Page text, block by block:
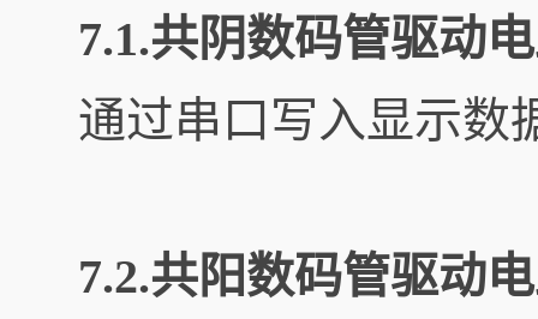
7.1.共阴数码管驱动
通过串口写入显示数
7.2.共阳数码管驱动